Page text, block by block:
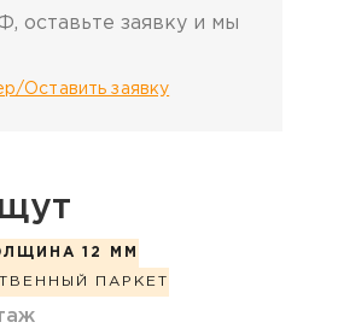
оставьте заявку и мы
Оставить заявку
12 ММ
ПАРКЕТ
о товаре